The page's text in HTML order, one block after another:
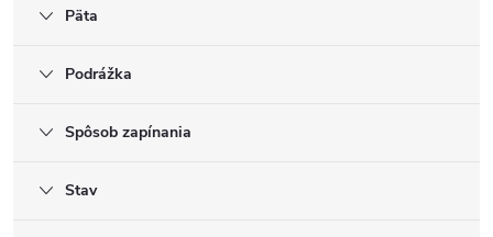
Päta
Podrážka
Spôsob zapínania
Stav